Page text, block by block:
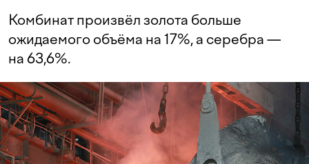
Комбинат произвёл золота больше
ожидаемого объёма на 17%, а серебра —
на 63,6%.